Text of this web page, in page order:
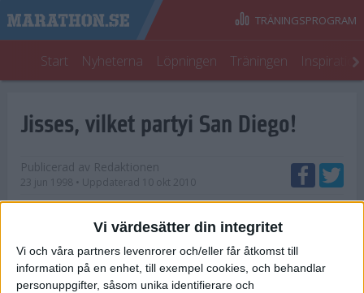
Vi värdesätter din integritet
Vi och våra partners levenrorer och/eller får åtkomst till
information på en enhet, till exempel cookies, och behandlar
personuppgifter, såsom unika identifierare och
Start Nyheterna Löpningen Träningen
TRÄNINGSPROGRAM
Jisses, vilket partyi San Diego!
Publicerad av Redaktionen
23 jun 1998 • Uppdaterad 10 okt 2010
Visst hör Rock & Roll och maratonlöpning ihop!
Eller vad ska man säga efter succén för Rock &
Roll Marathon i San Diego i söndags. Cirka 18000
löpare direkt i det första loppet!